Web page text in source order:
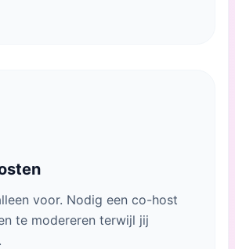
voor. Nodig een co-host
te modereren terwijl jij